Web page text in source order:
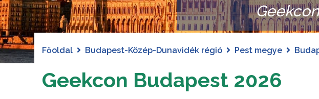
Főoldal Budapest-Közép-Dunavidék régió Pest megye
Geekcon Budapest 2026